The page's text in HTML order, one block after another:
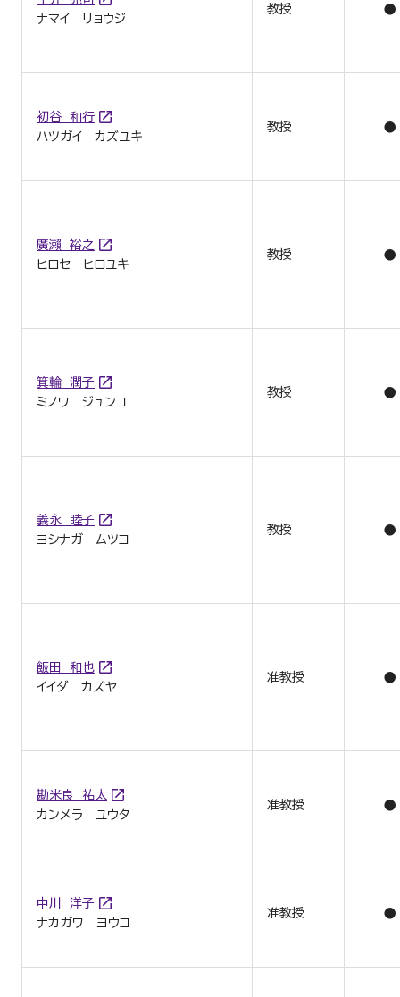
ナマイ リョウジ
教授 ●
初谷 和行
ハツガイ カズユキ
教授 ●
廣瀨 裕之
ヒロセ ヒロユキ
教授 ●
箕輪 潤子
ミノワ ジュンコ
教授 ●
義永 睦子
ヨシナガ ムツコ
教授 ●
飯田 和也
イイダ カズヤ
准教授 ●
勘米良 祐太
カンメラ ユウタ
准教授 ●
中川 洋子
ナカガワ ヨウコ
准教授 ●